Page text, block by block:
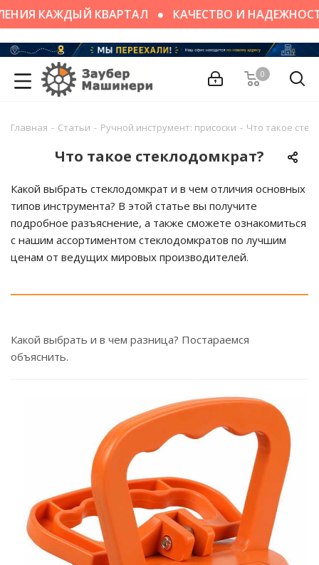
КАЖДЫЙ КВАРТАЛ КАЧЕСТВО И
0
Главная - Статьи - Ручной инструмент: присоски - Что такое
Что такое стеклодомкрат?
Какой выбрать стеклодомкрат и в чем отличия основных
типов инструмента? В этой статье вы получите
подробное разъяснение, а также сможете ознакомиться
с нашим ассортиментом стеклодомкратов по лучшим
ценам от ведущих мировых производителей.
Какой выбрать и в чем разница? Постараемся
объяснить.